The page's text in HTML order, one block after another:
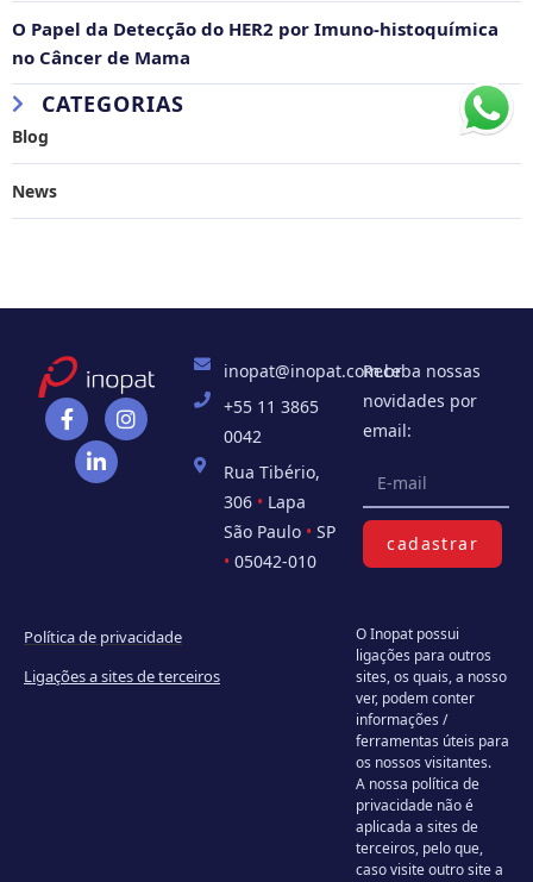
O Papel da Detecção do HER2 por Imuno-histoquímica
no Câncer de Mama
CATEGORIAS
Blog
News
inopat@inopat.com.br
+55 11 3865
0042
Rua Tibério,
306 • Lapa
São Paulo •SP
• 05042-010
Receba nossas
novidades por
email:
cadastrar
Política de privacidade
Ligações a sites de terceiros
O Inopat possui
ligações para outros
sites, os quais, a nosso
ver, podem conter
informações /
ferramentas úteis para
os nossos visitantes.
A nossa política de
privacidade não é
aplicada a sites de
terceiros, pelo que,
caso visite outro site a